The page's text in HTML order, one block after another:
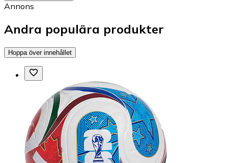
Annons
Andra populära produkter
Hoppa över innehållet